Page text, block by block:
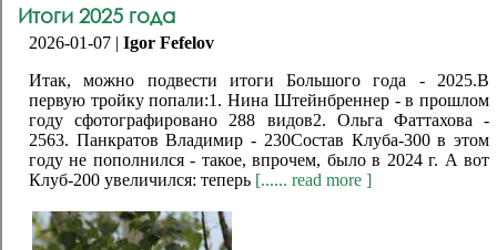
Итоги 2025 года
2026-01-07 | Igor Fefelov
Итак, можно подвести итоги Большого года - 2025.В
первую тройку попали:1. Нина Штейнбреннер - в прошлом
году сфотографировано 288 видов2. Ольга Фаттахова -
2563. Панкратов Владимир - 230Состав Клуба-300 в этом
году не пополнился - такое, впрочем, было в 2024 г. А вот
Клуб-200 увеличился: теперь [...... read more ]